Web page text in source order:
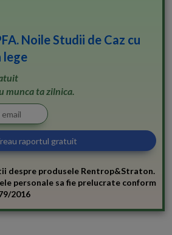
Noile Studii de Caz cu
lege
munca ta zilnica.
despre produsele Rentrop&Straton.
personale sa fie prelucrate conform
2016